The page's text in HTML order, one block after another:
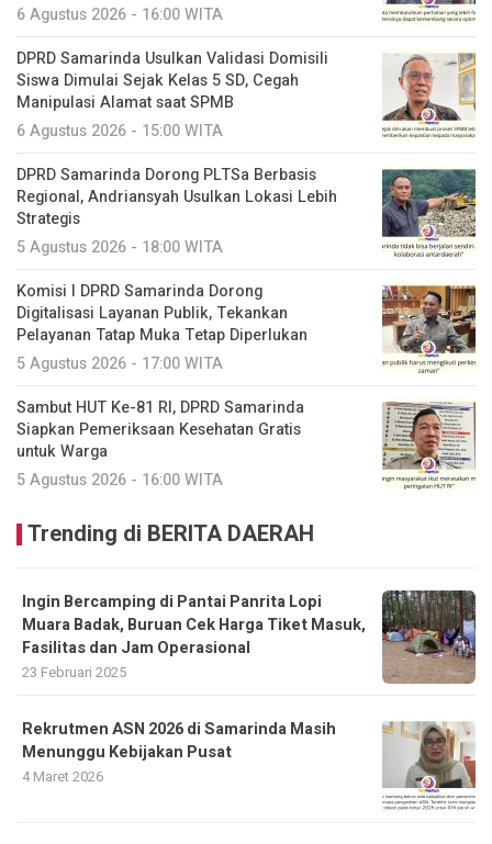
6 Agustus 2026 - 16:00 WITA
DPRD Samarinda Usulkan Validasi Domisili
Siswa Dimulai Sejak Kelas 5 SD, Cegah
Manipulasi Alamat saat SPMB
6 Agustus 2026 - 15:00 WITA
DPRD Samarinda Dorong PLTSa Berbasis
Regional, Andriansyah Usulkan Lokasi Lebih
Strategis
5 Agustus 2026 - 18:00 WITA
Komisi I DPRD Samarinda Dorong
Digitalisasi Layanan Publik, Tekankan
Pelayanan Tatap Muka Tetap Diperlukan
5 Agustus 2026 - 17:00 WITA
Sambut HUT Ke-81 RI, DPRD Samarinda
Siapkan Pemeriksaan Kesehatan Gratis
untuk Warga
5 Agustus 2026 - 16:00 WITA
Trending di BERITA DAERAH
Ingin Bercamping di Pantai Panrita Lopi
Muara Badak, Buruan Cek Harga Tiket Masuk,
Fasilitas dan Jam Operasional
23 Februari 2025
Rekrutmen ASN 2026 di Samarinda Masih
Menunggu Kebijakan Pusat
4 Maret 2026